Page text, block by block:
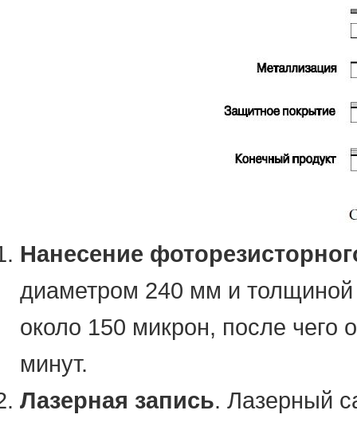
Нанесение
диаметром 240 мм и
около 150 микрон, после чего
минут.
Лазерная запись. Лазерный